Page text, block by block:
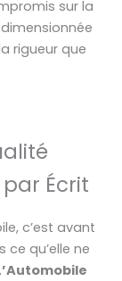
sur la
rigueur que
Écrit
c’est avant
qu’elle ne